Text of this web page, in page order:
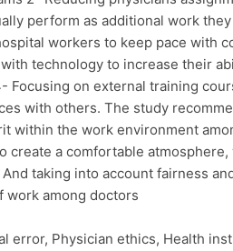
perform as additional work
workers to keep pace with
technology to increase their
Focusing on external training
with others. The study
within the work environment
create a comfortable atmosphere,
taking into account fairness
work among doctors
error, Physician ethics, Health